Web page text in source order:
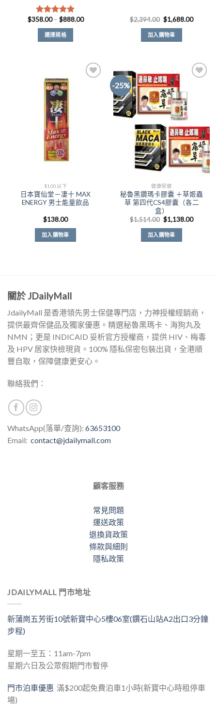
項
評分5.00
滿分 5
$358.00 – $888.00價
選擇規格
有
多
種
款
式。
可
在
產
品
選
擇
項
$2,394.00 原
始
價
格：
$2,394.00。
$1,688.00目
加入購物車
$100以下
日本寶仙堂－凄十 MAX
ENERGY 男士能量飲品
$138.00
加入購物車
-25%
Add to
Wishlist
健康保健
秘魯黑鑽瑪卡膠囊 ＋草姬蟲
草 第四代CS4膠囊（各二
盒）
$1,514.00 原
始
價
格：
$1,514.00。
$1,138.00目
加入購物車
關於 JDailyMall
JdailyMall 是香港領先男士保健專門店，力神授權經銷商，
提供最齊保健品及獨家優惠。精選秘魯黑瑪卡、海狗丸及
NMN；更是 INDICAID 妥析官方授權商，提供 HIV、梅毒
及 HPV 居家快檢現貨。100% 隱私保密包裝出貨，全港順
豐自取，保障健康更安心。
聯絡我們：
WhatsApp(落單/查詢): 63653100
Email: contact@jdailymall.com
顧客服務
常見問題
運送政策
退換貨政策
條款與細則
隱私政策
JDAILYMALL 門市地址
新蒲崗五芳街10號新寶中心5樓06室(鑽石山站A2出口3分鐘
步程)
星期一至五：11am-7pm
星期六日及公眾假期門市暫停
門市泊車優惠 滿$200起免費泊車1小時(新寶中心時租停車
場)